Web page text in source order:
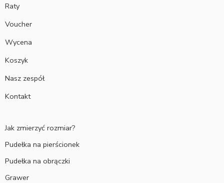
Raty
Voucher
Wycena
Koszyk
Nasz zespół
Kontakt
Jak zmierzyć rozmiar?
Pudełka na pierścionek
Pudełka na obrączki
Grawer